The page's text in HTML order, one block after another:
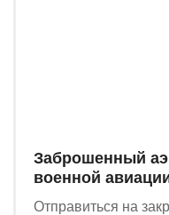
Заброшенный
военной
Отправиться на